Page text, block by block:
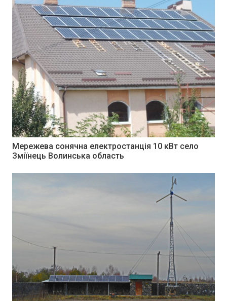
Мережева сонячна електростанція 10 кВт село
Зміїнець Волинська область